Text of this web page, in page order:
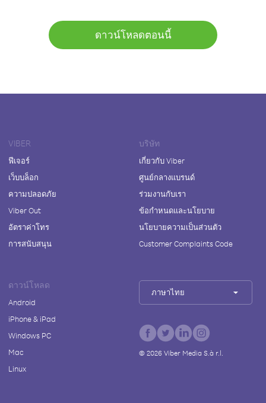
ดาวน์โหลดตอนนี้
VIBER
ฟีเจอร์
เว็บบล็อก
ความปลอดภัย
Viber Out
อัตราค่าโทร
การสนับสนุน
บริษัท
เกี่ยวกับ Viber
ศูนย์กลางแบรนด์
ร่วมงานกับเรา
ข้อกำหนดและนโยบาย
นโยบายความเป็นส่วนตัว
Customer Complaints Code
ดาวน์โหลด
Android
iPhone & iPad
Windows PC
Mac
Linux
ภาษาไทย
© 2026Viber Media S.à r.l.